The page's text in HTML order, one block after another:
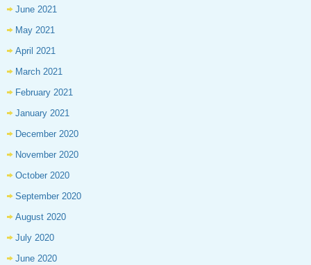
June 2021
May 2021
April 2021
March 2021
February 2021
January 2021
December 2020
November 2020
October 2020
September 2020
August 2020
July 2020
June 2020